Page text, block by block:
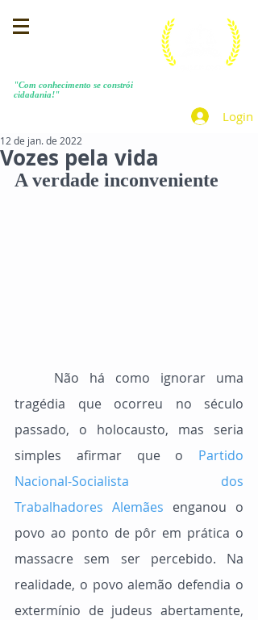
"Com conhecimento se constrói
cidadania!"
Login
Vozes pela vida
12 de jan. de 2022
A verdade inconveniente
tragédia que ocorreu no século
passado, o holocausto, mas seria
simples afirmar que o Partido
Nacional-Socialista dos
Trabalhadores Alemães enganou o
povo ao ponto de pôr em prática o
massacre sem ser percebido. Na
realidade, o povo alemão defendia o
extermínio de judeus abertamente,